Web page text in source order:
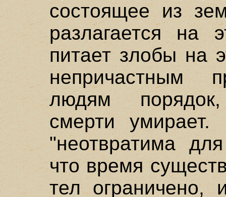
состоящее из
разлагается
питает злобы на
непричастным
людям
смерти
"неотвратима
что время
тел ограничено,